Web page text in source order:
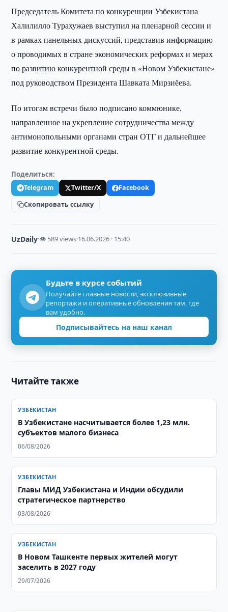
Председатель Комитета по конкуренции Узбекистана
Халилилло Турахужаев выступил на пленарной сессии и
в рамках панельных дискуссий, представив информацию
о проводимых в стране экономических реформах и мерах
по развитию конкурентной среды в «Новом Узбекистане»
под руководством Президента Шавката Мирзиёева.
По итогам встречи было подписано коммюнике,
направленное на укрепление сотрудничества между
антимонопольными органами стран ОТГ и дальнейшее
развитие конкурентной среды.
Поделиться:
Telegram Twitter/X
Facebook
Скопировать ссылку
UzDaily·👁 589 views·16.06.2026 · 15:40
Будьте в курсе событий
Получайте главные новости, эксклюзивные
репортажи и оперативные обновления там, где
вам удобно.
Подписывайтесь на наш канал
Читайте также
УЗБЕКИСТАН
В Узбекистане насчитывается более 1,23 млн.
субъектов малого бизнеса
06/08/2026
УЗБЕКИСТАН
Главы МИД Узбекистана и Индии обсудили
стратегическое партнерство
03/08/2026
УЗБЕКИСТАН
В Новом Ташкенте первых жителей могут
заселить в 2027 году
29/07/2026